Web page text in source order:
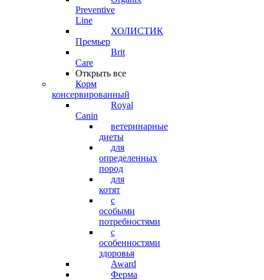
Preventive
Line
ХОЛИСТИК
Премьер
Brit
Care
Открыть все
Корм
консервированный
Royal
Canin
ветеринарные
диеты
для
определенных
пород
для
котят
с
особыми
потребностями
с
особенностями
здоровья
Award
Ферма